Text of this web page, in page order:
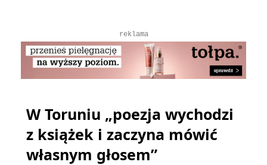
reklama
W Toruniu „poezja wychodzi
z książek i zaczyna mówić
własnym głosem”